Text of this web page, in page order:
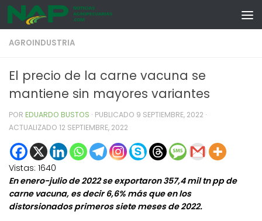
Skip to content
AGROINDUSTRIA
El precio de la carne vacuna se
mantiene sin mayores variantes
POR EDUARDO BUSTOS · PUBLICADO 9 SEPTIEMBRE, 2022 ·
ACTUALIZADO 12 SEPTIEMBRE, 2022
Vistas: 1640
En enero-julio de 2022 se exportaron 357,4 mil tn pp de
carne vacuna, es decir 6,6% más que en los
distorsionados primeros siete meses de 2022.